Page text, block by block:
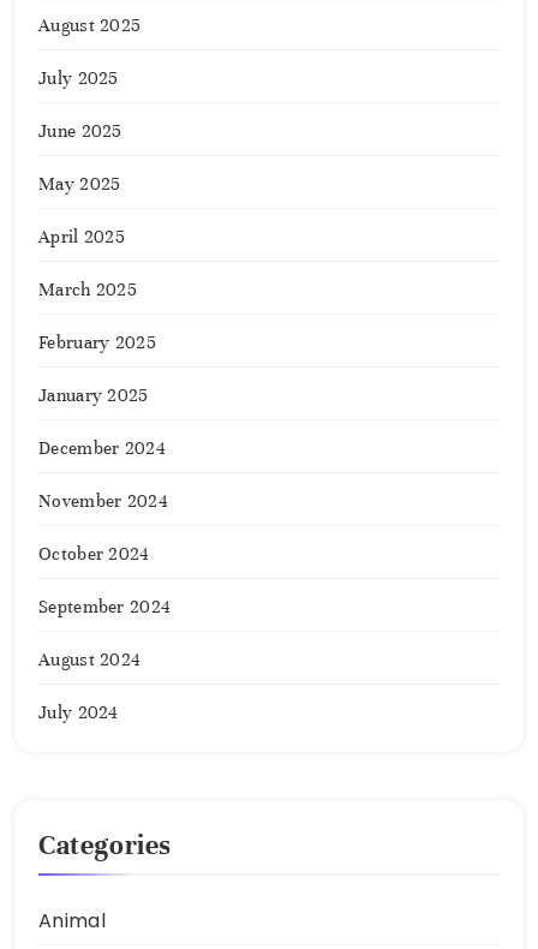
August 2025
July 2025
June 2025
May 2025
April 2025
March 2025
February 2025
January 2025
December 2024
November 2024
October 2024
September 2024
August 2024
July 2024
Categories
Animal